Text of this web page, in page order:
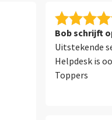
Bob schrijft
Uitstekende
Helpdesk is
Toppers